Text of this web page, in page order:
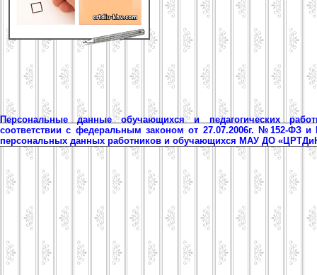
Персональные данные обучающихся и педагогических
соответствии с федеральным законом от 27.07.2006г. №152-ФЗ
персональных данных работников и обучающихся МАУ ДО